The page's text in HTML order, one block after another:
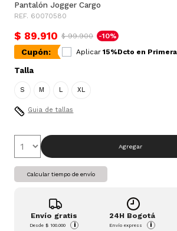
Pantalón Jogger Cargo
REF. 60070580
$ 89.910 $ 99.900 -10%
Cupón: Aplicar 15%Dcto en
Talla
S M L XL
Guia de tallas
Agregar
Calcular tiempo de envío
Envío gratis
Desde$ 100.000 i
24H Bogotá
Envío express i